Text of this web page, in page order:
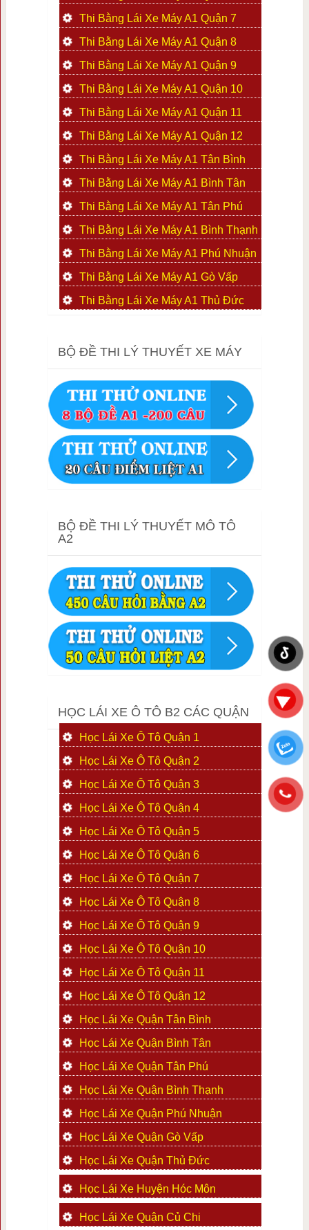
Thi Bằng Lái Xe Máy A1 Quận 7
Thi Bằng Lái Xe Máy A1 Quận 8
Thi Bằng Lái Xe Máy A1 Quận 9
Thi Bằng Lái Xe Máy A1 Quận 10
Thi Bằng Lái Xe Máy A1 Quận 11
Thi Bằng Lái Xe Máy A1 Quận 12
Thi Bằng Lái Xe Máy A1 Tân Bình
Thi Bằng Lái Xe Máy A1 Bình Tân
Thi Bằng Lái Xe Máy A1 Tân Phú
Thi Bằng Lái Xe Máy A1 Bình Thạnh
Thi Bằng Lái Xe Máy A1 Phú Nhuận
Thi Bằng Lái Xe Máy A1 Gò Vấp
Thi Bằng Lái Xe Máy A1 Thủ Đức
BỘ ĐỀ THI LÝ THUYẾT XE MÁY
BỘ ĐỀ THI LÝ THUYẾT MÔ TÔ
A2
HỌC LÁI XE Ô TÔ B2 CÁC QUẬN
Học Lái Xe Ô Tô Quận 1
Học Lái Xe Ô Tô Quận 2
Học Lái Xe Ô Tô Quận 3
Học Lái Xe Ô Tô Quận 4
Học Lái Xe Ô Tô Quận 5
Học Lái Xe Ô Tô Quận 6
Học Lái Xe Ô Tô Quận 7
Học Lái Xe Ô Tô Quận 8
Học Lái Xe Ô Tô Quận 9
Học Lái Xe Ô Tô Quận 10
Học Lái Xe Ô Tô Quận 11
Học Lái Xe Ô Tô Quận 12
Học Lái Xe Quận Tân Bình
Học Lái Xe Quận Bình Tân
Học Lái Xe Quận Tân Phú
Học Lái Xe Quận Bình Thạnh
Học Lái Xe Quận Phú Nhuận
Học Lái Xe Quận Gò Vấp
Học Lái Xe Quận Thủ Đức
Học Lái Xe Huyện Hóc Môn
Học Lái Xe Quận Củ Chi